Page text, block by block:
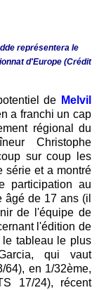
représentera le
d'Europe (Crédit
de Melvil
a franchi un cap
régional du
Christophe
sur coup les
série et a montré
participation au
âgé de 17 ans (il
de l'équipe de
l'édition de
tableau le plus
qui vaut
64), en 1/32ème,
17/24), récent